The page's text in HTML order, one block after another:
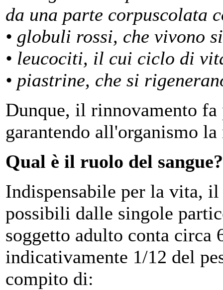
da una parte corpuscolata
• globuli rossi, che vivono
• leucociti, il cui ciclo di
• piastrine, che si
Dunque, il rinnovamento
garantendo all'organismo
Qual è il ruolo del sangue?
Indispensabile per la vita,
possibili dalle singole
soggetto adulto conta
indicativamente 1/12 del
compito di: